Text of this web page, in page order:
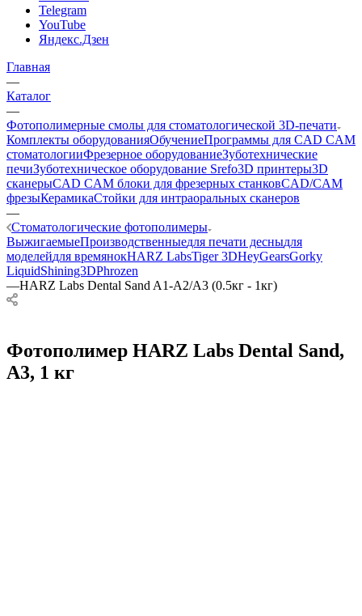
Telegram
YouTube
Яндекс.Дзен
Главная
—
Каталог
—
Фотополимерные смолы для стоматологической 3D-печати
Комплекты оборудованияОбучениеПрограммы для CAD CAM
стоматологииФрезерное оборудованиеЗуботехнические
печиЗуботехническое оборудование Srefo3D принтеры3D
сканерыCAD CAM блоки для фрезерных станковCAD/CAM
фрезыКерамикаСтойки для интраоральных сканеров
—
Стоматологические фотополимеры
ВыжигаемыеПроизводственныедля печати десныдля
моделейдля времянокHARZ LabsTiger 3DHeyGearsGorky
LiquidShining3DPhrozen
—HARZ Labs Dental Sand A1-A2/A3 (0.5кг - 1кг)
Фотополимер HARZ Labs Dental Sand,
A3, 1 кг